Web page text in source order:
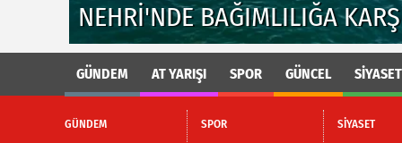
NEHRI'NDE BAĞIMLILIĞA
GÜNDEM AT YARIŞI SPOR GÜNCEL SİYASET
GÜNDEM SPOR SİYASET